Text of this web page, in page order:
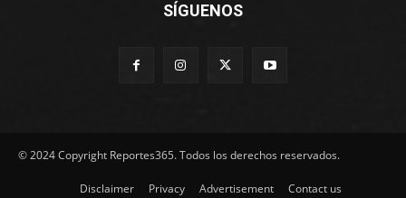
SÍGUENOS
© 2024 Copyright Reportes365. Todos los derechos reservados.
Disclaimer Privacy Advertisement Contact us